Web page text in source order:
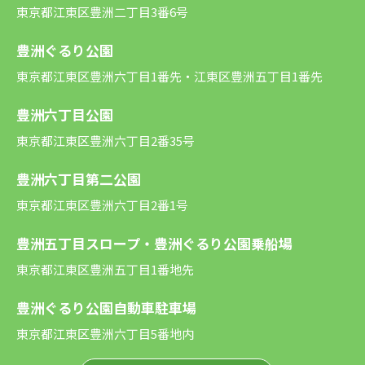
東京都江東区豊洲二丁目3番6号
豊洲ぐるり公園
東京都江東区豊洲六丁目1番先・江東区豊洲五丁目1番先
豊洲六丁目公園
東京都江東区豊洲六丁目2番35号
豊洲六丁目第二公園
東京都江東区豊洲六丁目2番1号
豊洲五丁目スロープ・豊洲ぐるり公園乗船場
東京都江東区豊洲五丁目1番地先
豊洲ぐるり公園自動車駐車場
東京都江東区豊洲六丁目5番地内